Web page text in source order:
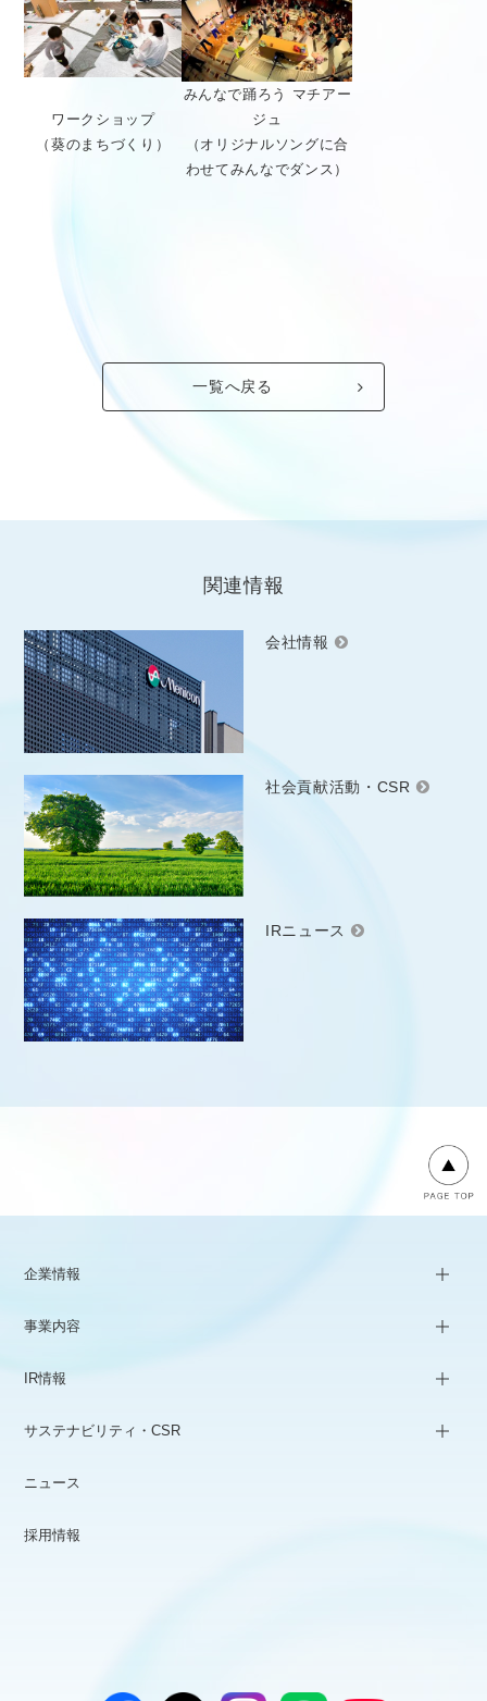
ワークショップ
（葵のまちづくり）
みんなで踊ろう マチアー
ジュ
（オリジナルソングに合
わせてみんなでダンス）
一覧へ戻る
関連情報
会社情報
社会貢献活動・CSR
IRニュース
企業情報
事業内容
IR情報
サステナビリティ・CSR
ニュース
採用情報